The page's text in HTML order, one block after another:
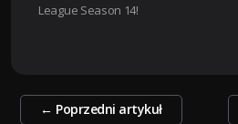
League Season 14!
Zobacz
← Poprzedni artykuł